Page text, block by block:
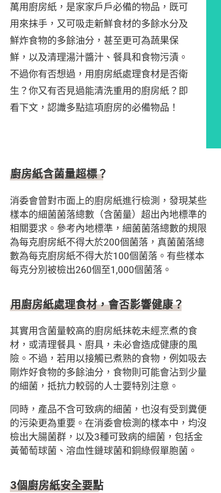
萬用廚房紙，是家家戶戶必備的物品，既可
用來抹手，又可吸走新鮮食材的多餘水分及
鮮炸食物的多餘油分，甚至更可為蔬果保
鮮，以及清理湯汁醬汁、餐具和食物污漬。
不過你有否想過，用廚房紙處理食材是否衛
生？你又有否見過能清洗重用的廚房紙？即
看下文，認識多點這項廚房的必備物品！
廚房紙含菌量超標？
消委會曾對市面上的廚房紙進行檢測，發現某些
樣本的細菌菌落總數（含菌量）超出內地標準的
相關要求。參考內地標準，細菌菌落總數的規限
為每克廚房紙不得大於200個菌落，真菌菌落總
數為每克廚房紙不得大於100個菌落。有些樣本
每克分別被檢出260個至1,000個菌落。
用廚房紙處理食材，會否影響健康？
其實用含菌量較高的廚房紙抹乾未經烹煮的食
材，或清理餐具、廚具，未必會造成健康的風
險。不過，若用以接觸已煮熟的食物，例如吸去
剛炸好食物的多餘油分，食物則可能會沾到少量
的細菌，抵抗力較弱的人士要特別注意。
同時，產品不含可致病的細菌，也沒有受到糞便
的污染更為重要。在消委會檢測的樣本中，均沒
檢出大腸菌群，以及3種可致病的細菌，包括金
黃葡萄球菌、溶血性鏈球菌和銅綠假單胞菌。
3個廚房紙安全要點